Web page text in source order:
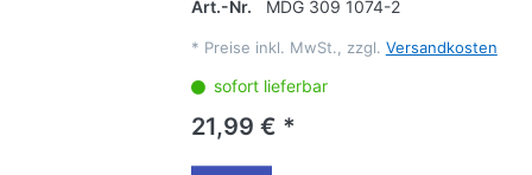
Art.-Nr. MDG 309 1074-2
* Preise inkl. MwSt., zzgl. Versandkosten
sofort lieferbar
21,99 € *